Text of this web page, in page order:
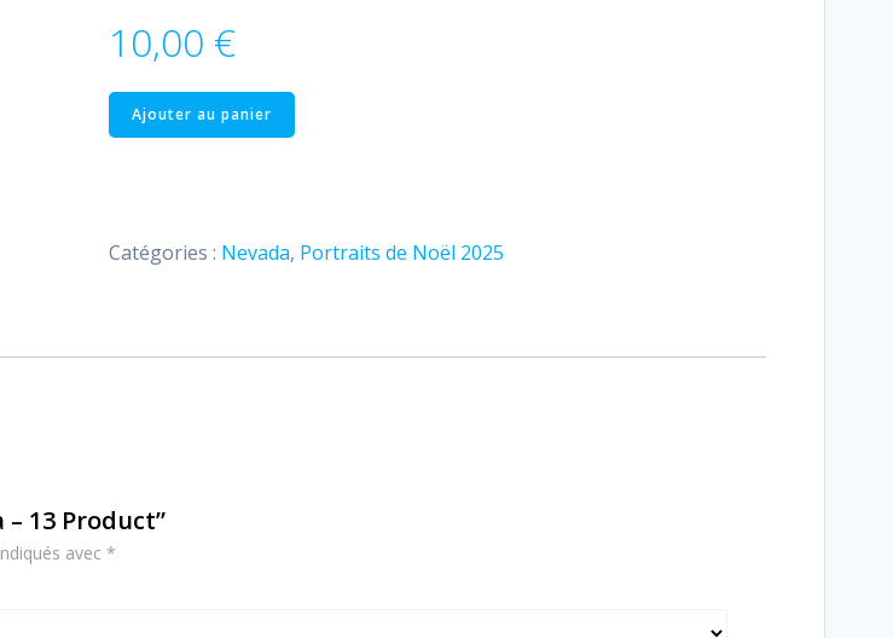
10,00 €
quantité
de
Product
Ajouter au panier
Catégories : Nevada, Portraits de Noël 2025
13 Product”
avec *